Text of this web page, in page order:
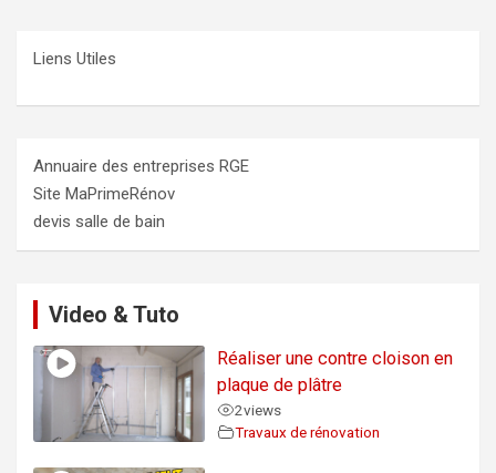
Liens Utiles
Annuaire des entreprises RGE
Site MaPrimeRénov
devis salle de bain
Video & Tuto
Réaliser une contre cloison en
plaque de plâtre
2views
Travaux de rénovation